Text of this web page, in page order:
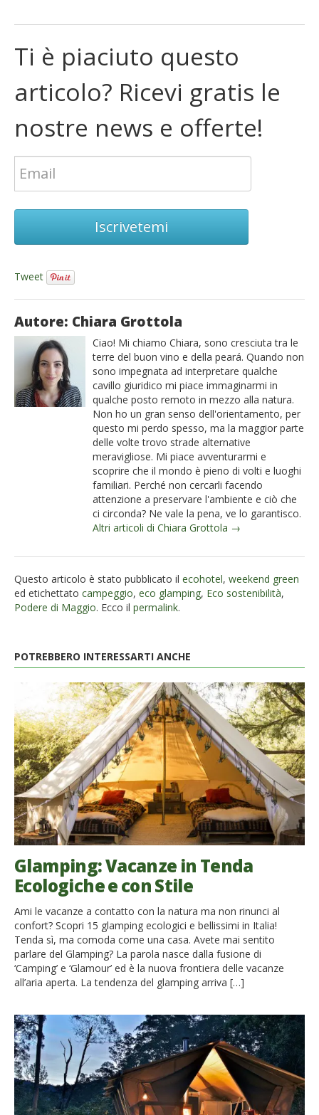
Ti è piaciuto questo
articolo? Ricevi gratis le
nostre news e offerte!
Iscrivetemi
Tweet
Autore: Chiara Grottola
Ciao! Mi chiamo Chiara, sono cresciuta tra le
terre del buon vino e della peará. Quando non
sono impegnata ad interpretare qualche
cavillo giuridico mi piace immaginarmi in
qualche posto remoto in mezzo alla natura.
Non ho un gran senso dell'orientamento, per
questo mi perdo spesso, ma la maggior parte
delle volte trovo strade alternative
meravigliose. Mi piace avventurarmi e
scoprire che il mondo è pieno di volti e luoghi
familiari. Perché non cercarli facendo
attenzione a preservare l'ambiente e ciò che
ci circonda? Ne vale la pena, ve lo garantisco.
Altri articoli di Chiara Grottola →
Questo articolo è stato pubblicato il ecohotel, weekend green
ed etichettato campeggio, eco glamping, Eco sostenibilità,
Podere di Maggio. Ecco il permalink.
POTREBBERO INTERESSARTI ANCHE
Glamping: Vacanze in Tenda
Ecologiche e con Stile
Ami le vacanze a contatto con la natura ma non rinunci al
confort? Scopri 15 glamping ecologici e bellissimi in Italia!
Tenda sì, ma comoda come una casa. Avete mai sentito
parlare del Glamping? La parola nasce dalla fusione di
‘Camping’ e ‘Glamour’ ed è la nuova frontiera delle vacanze
all’aria aperta. La tendenza del glamping arriva […]